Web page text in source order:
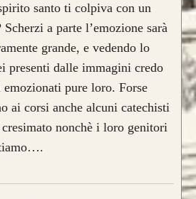
E ORDINA IL
LONGBOW
santo ti colpiva con un
Scherzi a parte l’emozione sarà
grande, e vedendo lo
presenti dalle immagini credo
emozionati pure loro. Forse
ai corsi anche alcuni catechisti
nonchè i loro genitori